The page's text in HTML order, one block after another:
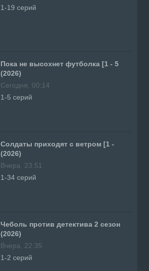
1-19 серий
Пока не высохнет футболка [1 - 5
(2026)
Сегодня, 00:14
1-5 серий
Солдаты приходят с ветром [1 -
(2026)
Вчера, 23:51
1-34 серий
Чеболь против детектива 2 сезон
(2026)
Вчера, 22:35
1-2 серий